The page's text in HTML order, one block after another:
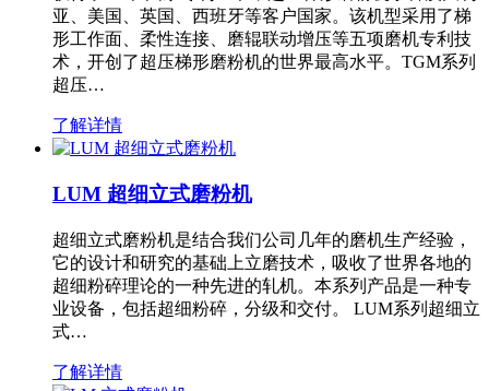
亚、美国、英国、西班牙等客户国家。该机型采用了梯
形工作面、柔性连接、磨辊联动增压等五项磨机专利技
术，开创了超压梯形磨粉机的世界最高水平。TGM系列
超压…
了解详情
LUM 超细立式磨粉机
超细立式磨粉机是结合我们公司几年的磨机生产经验，
它的设计和研究的基础上立磨技术，吸收了世界各地的
超细粉碎理论的一种先进的轧机。本系列产品是一种专
业设备，包括超细粉碎，分级和交付。 LUM系列超细立
式…
了解详情